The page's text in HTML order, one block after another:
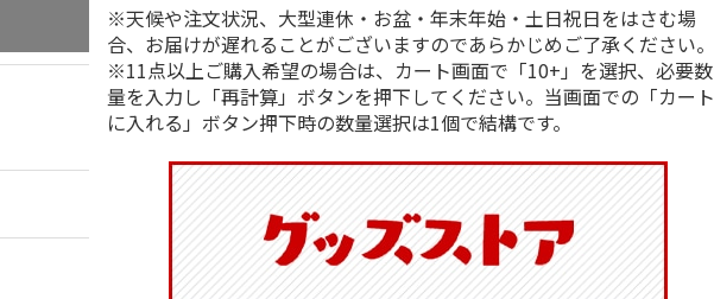
※天候や注文状況、大型連休・お盆・年末年始・土日祝日をはさむ場
合、お届けが遅れることがございますのであらかじめご了承ください。
※11点以上ご購入希望の場合は、カート画面で「10+」を選択、必要数
量を入力し「再計算」ボタンを押下してください。当画面での「カート
に入れる」ボタン押下時の数量選択は1個で結構です。